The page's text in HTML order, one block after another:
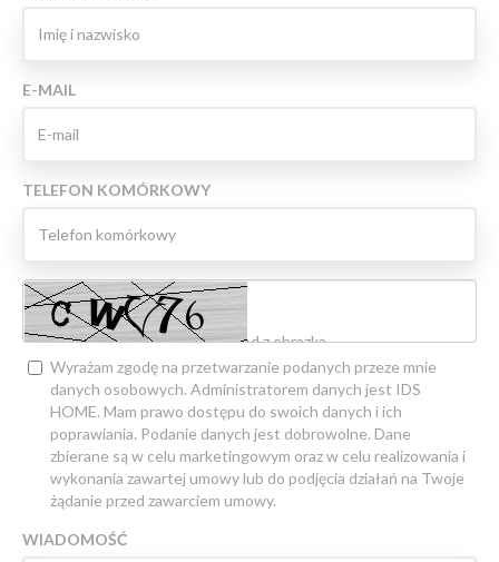
E-MAIL
TELEFON KOMÓRKOWY
Wyrażam zgodę na przetwarzanie podanych przeze mnie
danych osobowych. Administratorem danych jest IDS
HOME. Mam prawo dostępu do swoich danych i ich
poprawiania. Podanie danych jest dobrowolne. Dane
zbierane są w celu marketingowym oraz w celu realizowania i
wykonania zawartej umowy lub do podjęcia działań na Twoje
żądanie przed zawarciem umowy.
WIADOMOŚĆ